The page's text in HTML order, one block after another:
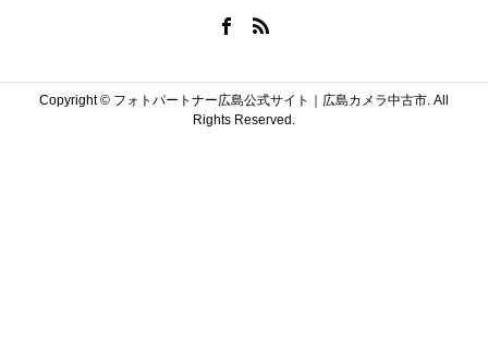
Copyright © フォトパートナー広島公式サイト｜広島カメラ中古市. All
Rights Reserved.